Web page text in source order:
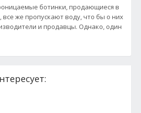
ботинки, продающиеся в
все же пропускают воду, что бы о них
и продавцы. Однако, один